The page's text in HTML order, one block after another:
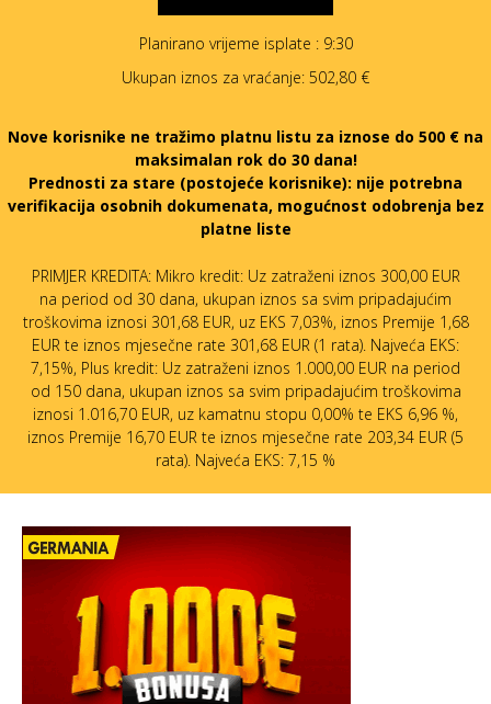
Planirano vrijeme isplate : 9:30
Ukupan iznos za vraćanje: 502,80 €
Nove korisnike ne tražimo platnu listu za iznose do 500 € na
maksimalan rok do 30 dana!
Prednosti za stare (postojeće korisnike): nije potrebna
verifikacija osobnih dokumenata, mogućnost odobrenja bez
platne liste
PRIMJER KREDITA: Mikro kredit: Uz zatraženi iznos 300,00 EUR
na period od 30 dana, ukupan iznos sa svim pripadajućim
troškovima iznosi 301,68 EUR, uz EKS 7,03%, iznos Premije 1,68
EUR te iznos mjesečne rate 301,68 EUR (1 rata). Najveća EKS:
7,15%, Plus kredit: Uz zatraženi iznos 1.000,00 EUR na period
od 150 dana, ukupan iznos sa svim pripadajućim troškovima
iznosi 1.016,70 EUR, uz kamatnu stopu 0,00% te EKS 6,96 %,
iznos Premije 16,70 EUR te iznos mjesečne rate 203,34 EUR (5
rata). Najveća EKS: 7,15 %